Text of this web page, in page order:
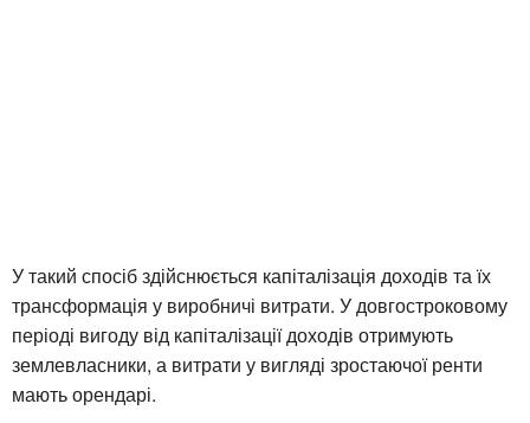
У такий спосіб здійснюється капіталізація доходів та їх
трансформація у виробничі витрати. У довгостроковому
періоді вигоду від капіталізації доходів отримують
землевласники, а витрати у вигляді зростаючої ренти
мають орендарі.